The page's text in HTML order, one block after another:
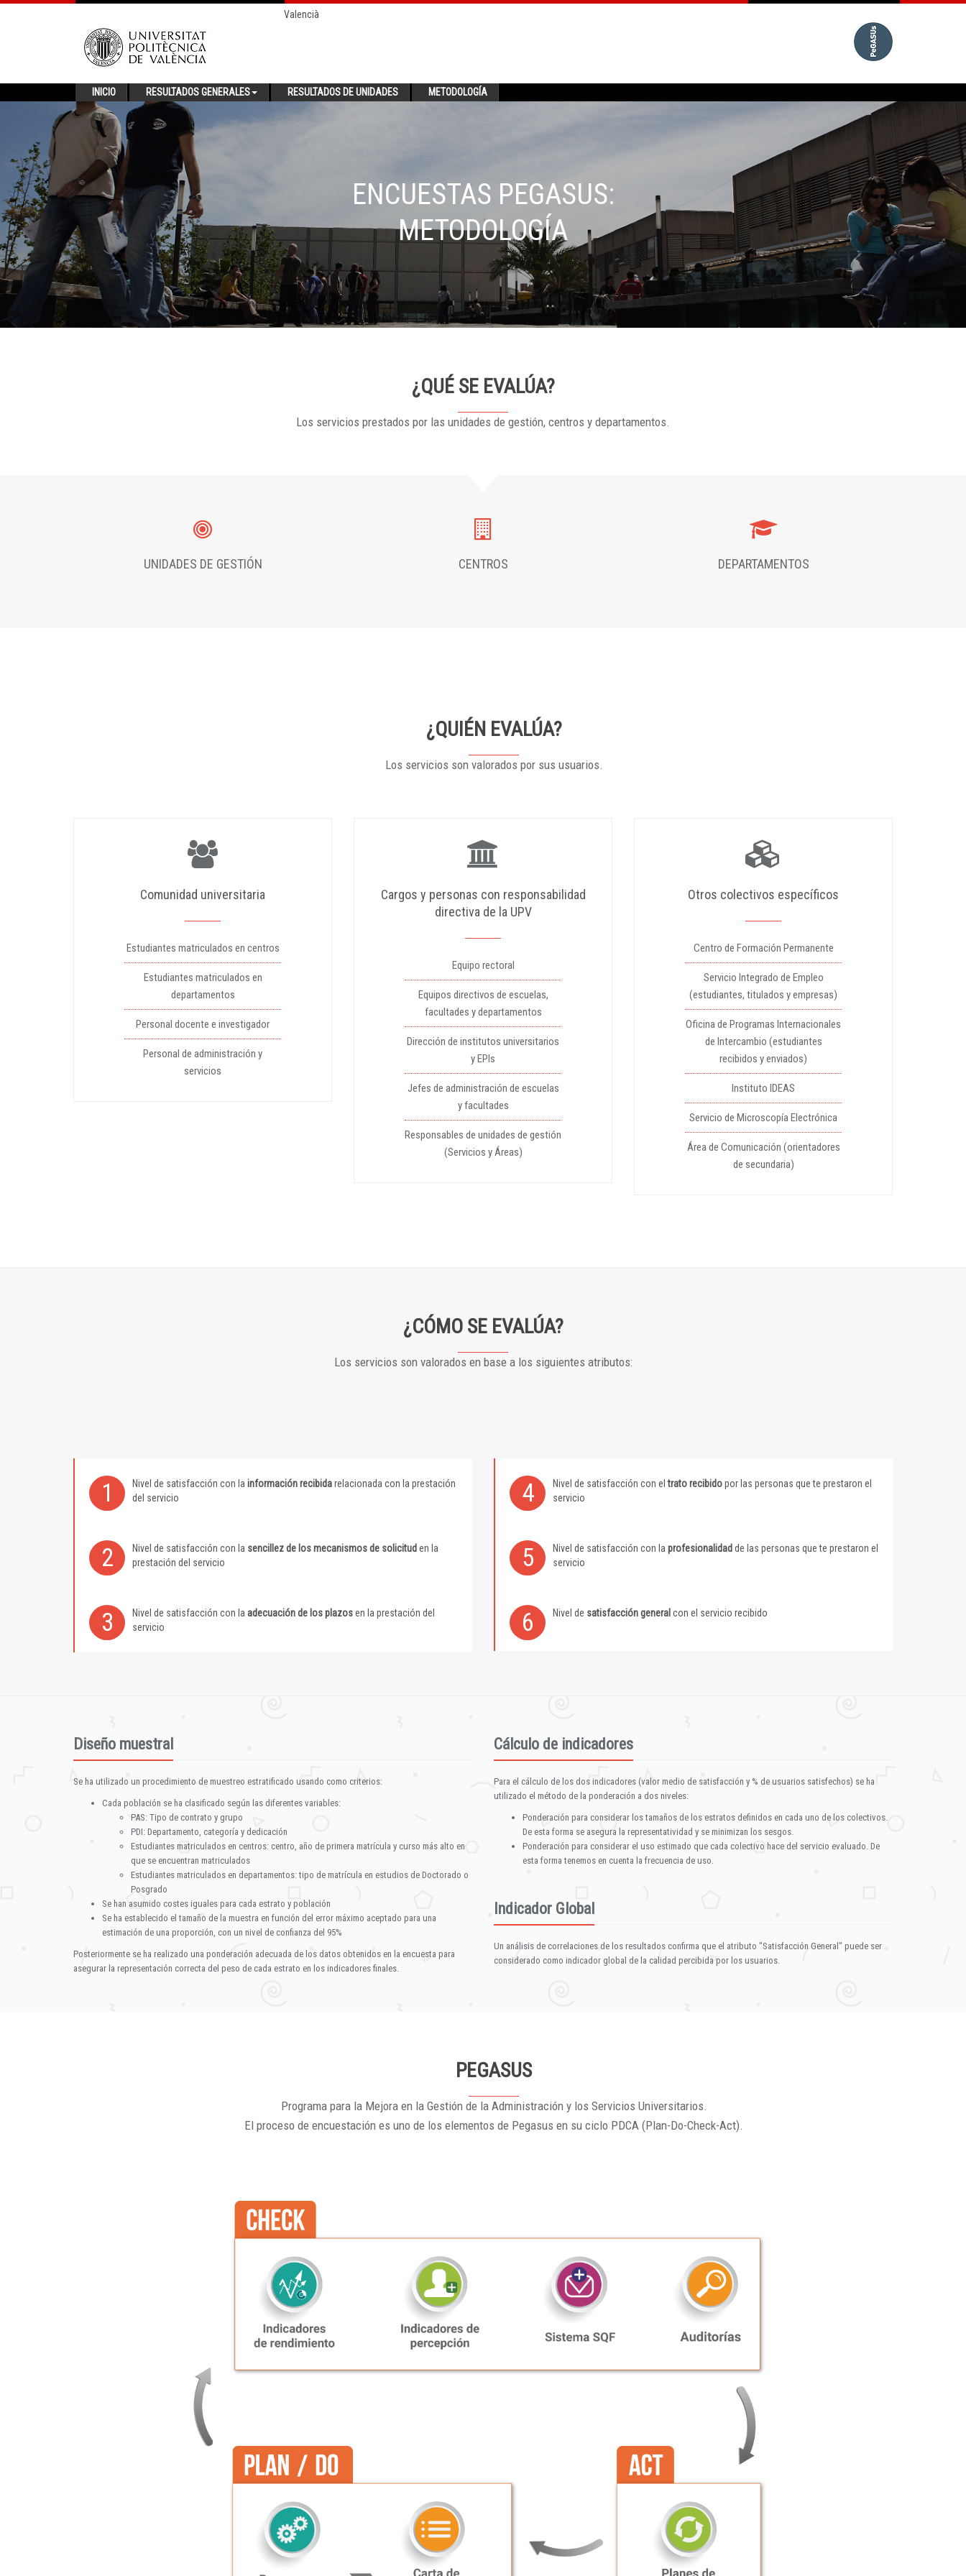
Valencià
INICIO RESULTADOS GENERALES RESULTADOS DE UNIDADES METODOLOGÍA
ENCUESTAS PEGASUS:
METODOLOGÍA
¿QUÉ SE EVALÚA?
Los servicios prestados por las unidades de gestión, centros y departamentos.
UNIDADES DE GESTIÓN CENTROS DEPARTAMENTOS
¿QUIÉN EVALÚA?
Los servicios son valorados por sus usuarios.
Comunidad universitaria
Estudiantes matriculados en centros
Estudiantes matriculados en
departamentos
Personal docente e investigador
Personal de administración y
servicios
Cargos y personas con responsabilidad
directiva de la UPV
Equipo rectoral
Equipos directivos de escuelas,
facultades y departamentos
Dirección de institutos universitarios
y EPIs
Jefes de administración de escuelas
y facultades
Responsables de unidades de gestión
(Servicios y Áreas)
Otros colectivos específicos
Centro de Formación Permanente
Servicio Integrado de Empleo
(estudiantes, titulados y empresas)
Oficina de Programas Internacionales
de Intercambio (estudiantes
recibidos y enviados)
Instituto IDEAS
Servicio de Microscopía Electrónica
Área de Comunicación (orientadores
de secundaria)
¿CÓMO SE EVALÚA?
Los servicios son valorados en base a los siguientes atributos:
1 Nivel de satisfacción con la información recibidarelacionada con la prestación
del servicio
4 Nivel de satisfacción con eltrato recibidopor las personas que te prestaron el
servicio
2 Nivel de satisfacción con la sencillez de los mecanismos de solicitud en la
prestación del servicio
5 Nivel de satisfacción con la profesionalidad de las personas que te prestaron el
servicio
3 Nivel de satisfacción con la adecuación de los plazosen la prestación del
servicio
6 Nivel de satisfacción general con el servicio recibido
Diseño muestral
Se ha utilizado un procedimiento de muestreo estratificado usando como criterios:
Cada población se ha clasificado según las diferentes variables:
PAS: Tipo de contrato y grupo
PDI: Departamento, categoría y dedicación
Estudiantes matriculados en centros: centro, año de primera matrícula y curso más alto en
que se encuentran matriculados
Estudiantes matriculados en departamentos: tipo de matrícula en estudios de Doctorado o
Posgrado
Se han asumido costes iguales para cada estrato y población
Se ha establecido el tamaño de la muestra en función del error máximo aceptado para una
estimación de una proporción, con un nivel de confianza del 95%
Posteriormente se ha realizado una ponderación adecuada de los datos obtenidos en la encuesta para
asegurar la representación correcta del peso de cada estrato en los indicadores finales.
Cálculo de indicadores
Para el cálculo de los dos indicadores (valor medio de satisfacción y % de usuarios satisfechos) se ha
utilizado el método de la ponderación a dos niveles:
Ponderación para considerar los tamaños de los estratos definidos en cada uno de los colectivos.
De esta forma se asegura la representatividad y se minimizan los sesgos.
Ponderación para considerar el uso estimado que cada colectivo hace del servicio evaluado. De
esta forma tenemos en cuenta la frecuencia de uso.
Indicador Global
Un análisis de correlaciones de los resultados confirma que el atributo "Satisfacción General" puede ser
considerado como indicador global de la calidad percibida por los usuarios.
PEGASUS
Programa para la Mejora en la Gestión de la Administración y los Servicios Universitarios.
El proceso de encuestación es uno de los elementos de Pegasus en su ciclo PDCA (Plan-Do-Check-Act).